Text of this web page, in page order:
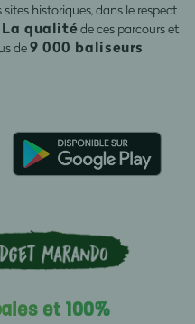
historiques, dans le respect
La qualitéde ces parcours et
de9 000 baliseurs
et 100%